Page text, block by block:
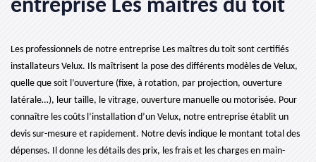
entreprise Les maîtres du toit
Les professionnels de notre entreprise Les maîtres du toit sont certifiés
installateurs Velux. Ils maîtrisent la pose des différents modèles de Velux,
quelle que soit l’ouverture (fixe, à rotation, par projection, ouverture
latérale…), leur taille, le vitrage, ouverture manuelle ou motorisée. Pour
connaître les coûts l’installation d’un Velux, notre entreprise établit un
devis sur-mesure et rapidement. Notre devis indique le montant total des
dépenses. Il donne les détails des prix, les frais et les charges en main-